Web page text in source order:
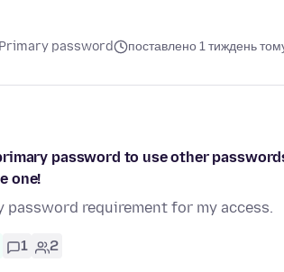
Primary password поставлено 1 тиждень
password to use other
one!
password requirement for my access.
1 2